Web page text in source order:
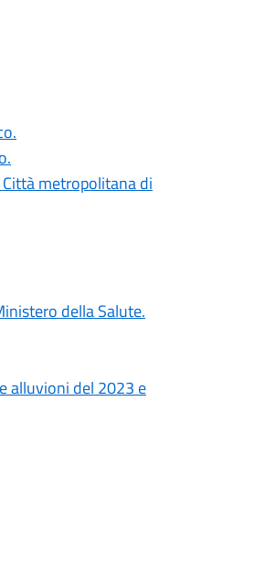
metropolitana di
della Salute.
alluvioni del 2023 e